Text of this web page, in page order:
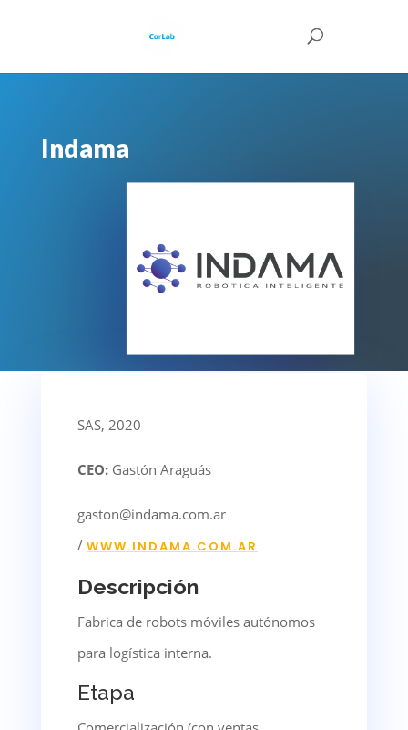
Indama
SAS, 2020
CEO:Gastón Araguás
gaston@indama.com.ar
/ WWW.INDAMA.COM.AR
Descripción
Fabrica de robots móviles autónomos
para logística interna.
Etapa